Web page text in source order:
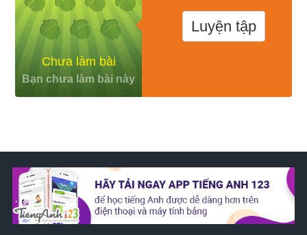
Chưa làm bài
Bạn chưa làm bài này
Luyện tập